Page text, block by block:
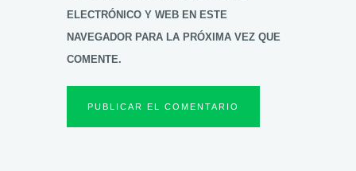
ELECTRÓNICO Y WEB EN ESTE
NAVEGADOR PARA LA PRÓXIMA VEZ QUE
COMENTE.